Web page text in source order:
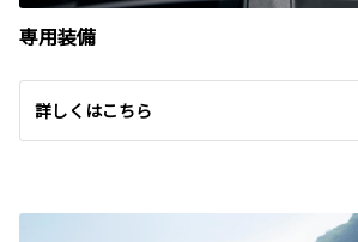
専用装備
詳しくはこちら